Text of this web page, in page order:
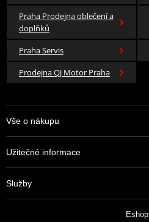
Praha Prodejna oblečení a
doplňků
Praha Servis
Prodejna QJ Motor Praha
Vše o nákupu
Užitečné informace
Služby
Eshop